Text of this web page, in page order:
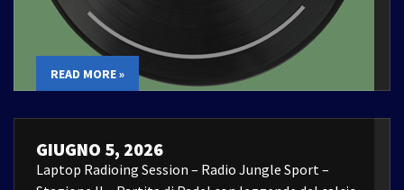
READ MORE »
GIUGNO 5, 2026
Laptop Radioing Session – Radio Jungle Sport –